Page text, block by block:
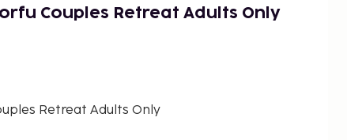
Couples Retreat Adults Only
Retreat Adults Only